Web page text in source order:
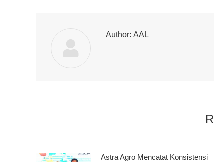
Author: AAL
Astra Agro Mencatat Konsistensi